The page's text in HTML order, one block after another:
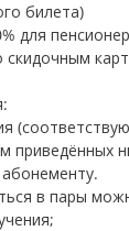
билета)
для
скидочным
приведённых
в пары